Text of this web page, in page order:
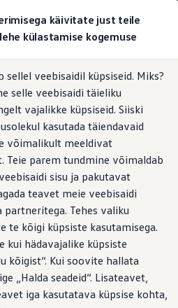
käivitate just teile
külastamise kogemuse
sellel veebisaidil küpsiseid. Miks?
selle veebisaidi täieliku
vajalikke küpsiseid. Siiski
kasutada täiendavaid
võimalikult meeldivat
Teie parem tundmine võimaldab
sisu ja pakutavat
teavet meie veebisaidi
Tehes valiku
te kõigi küpsiste kasutamisega.
kui hädavajalike küpsiste
kõigist“. Kui soovite hallata
„Halda seadeid“. Lisateavet,
iga kasutatava küpsise kohta,
Igaks ülesandeks valmis
e-pood
e-pood
sinu uuele Volkswagenile!
hoidmiseks